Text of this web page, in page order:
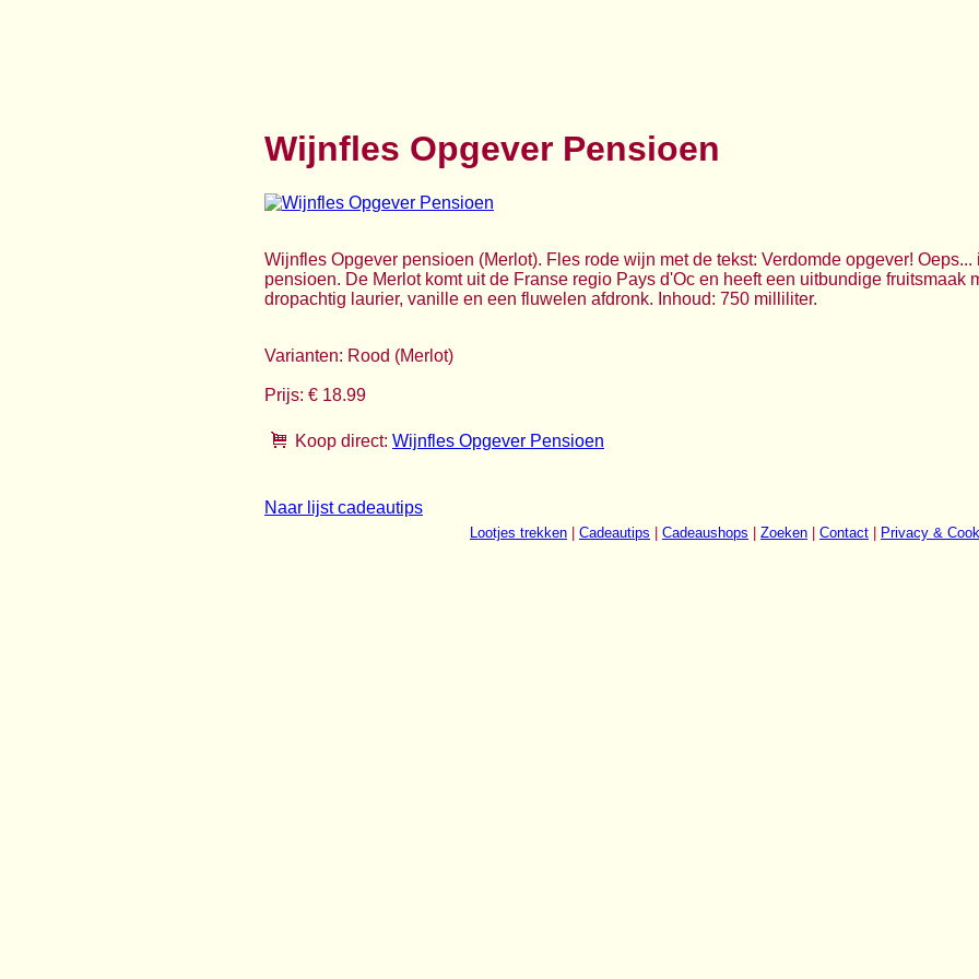
Wijnfles Opgever Pensioen
Wijnfles Opgever pensioen (Merlot). Fles rode wijn met de tekst: Verdomde opgever!
pensioen. De Merlot komt uit de Franse regio Pays d'Oc en heeft een uitbundige fruitsmaak
dropachtig laurier, vanille en een fluwelen afdronk. Inhoud: 750 milliliter.
Varianten: Rood (Merlot)
Prijs: € 18.99
Koop direct: Wijnfles Opgever Pensioen
Naar lijst cadeautips
Lootjes trekken Cadeautips Cadeaushops Zoeken Contact Privacy &